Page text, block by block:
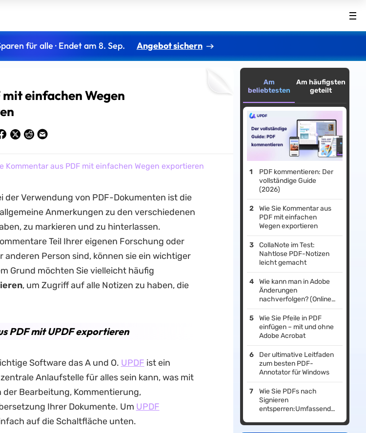
für alle · Endet am 8. Sep. Angebot sichern
einfachen Wegen
Kommentar aus PDF mit einfachen Wegen exportieren
der Verwendung von PDF-Dokumenten ist die
Anmerkungen zu den verschiedenen
zu markieren und zu hinterlassen.
Teil Ihrer eigenen Forschung oder
Person sind, können sie ein wichtiger
Grund möchten Sie vielleicht häufig
, um Zugriff auf alle Notizen zu haben, die
PDF mit UPDF exportieren
Software das A und O. UPDF ist ein
Anlaufstelle für alles sein kann, was mit
Bearbeitung, Kommentierung,
Ihrer Dokumente. Um UPDF
auf die Schaltfläche unten.
Am
beliebtesten
Am häufigsten
geteilt
PDF kommentieren: Der
vollständige Guide
(2026)
Wie Sie Kommentar aus
PDF mit einfachen
Wegen exportieren
CollaNote im Test:
Nahtlose PDF-Notizen
leicht gemacht
Wie kann man in Adobe
Änderungen
nachverfolgen? (Online
und offline)
Wie Sie Pfeile in PDF
einfügen – mit und ohne
Adobe Acrobat
Der ultimative Leitfaden
zum besten PDF-
Annotator für Windows
Wie Sie PDFs nach
Signieren
entsperren:Umfassender